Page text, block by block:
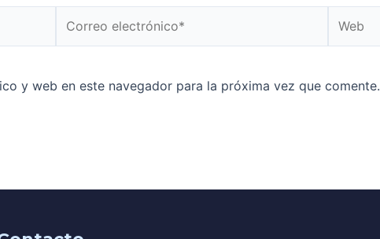
y web en este navegador para la próxima vez que comente.